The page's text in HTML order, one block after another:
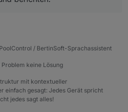
/ BertinSoft-Sprachassistent
keine Lösung
mit kontextueller
einfach gesagt: Jedes Gerät spricht
jedes sagt alles!